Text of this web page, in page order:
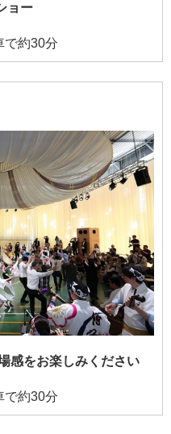
ョー
で約30分
感をお楽しみください
で約30分